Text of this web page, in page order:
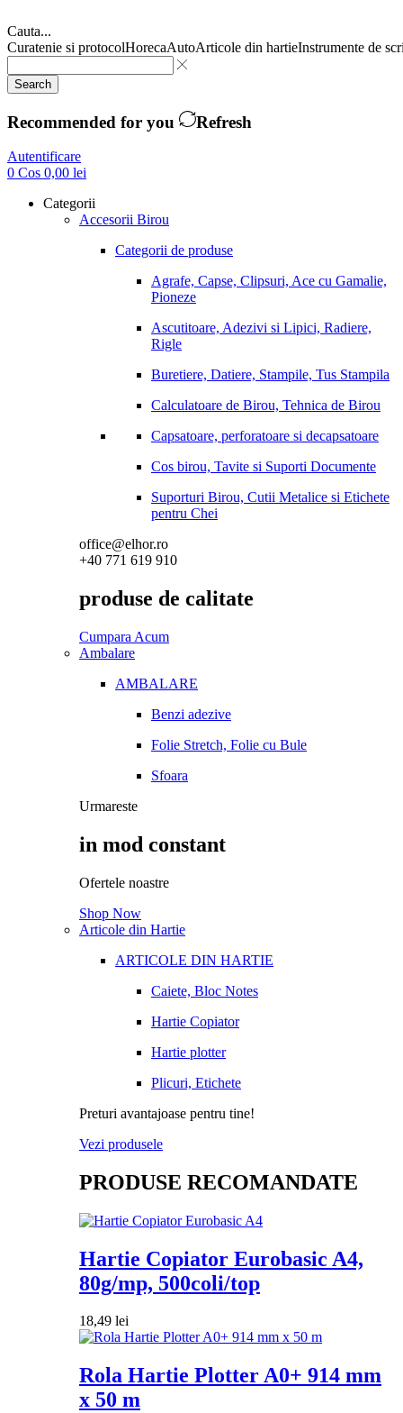
Cauta...
Curatenie si protocolHorecaAutoArticole din hartieInstrumente de
Search
Recommended for you Refresh
Autentificare
0 Cos 0,00 lei
Categorii
Accesorii Birou
Categorii de produse
Agrafe, Capse, Clipsuri, Ace cu Gamalie,
Pioneze
Ascutitoare, Adezivi si Lipici, Radiere,
Rigle
Buretiere, Datiere, Stampile, Tus Stampila
Calculatoare de Birou, Tehnica de Birou
Capsatoare, perforatoare si decapsatoare
Cos birou, Tavite si Suporti Documente
Suporturi Birou, Cutii Metalice si Etichete
pentru Chei
office@elhor.ro
+40 771 619 910
produse de calitate
Cumpara Acum
Ambalare
AMBALARE
Benzi adezive
Folie Stretch, Folie cu Bule
Sfoara
Urmareste
in mod constant
Ofertele noastre
Shop Now
Articole din Hartie
ARTICOLE DIN HARTIE
Caiete, Bloc Notes
Hartie Copiator
Hartie plotter
Plicuri, Etichete
Preturi avantajoase pentru tine!
Vezi produsele
PRODUSE RECOMANDATE
Hartie Copiator Eurobasic A4,
80g/mp, 500coli/top
18,49 lei
Rola Hartie Plotter A0+ 914 mm
x 50 m